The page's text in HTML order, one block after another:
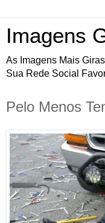
Imagens
As Imagens Mais
Sua Rede Social
Pelo Menos